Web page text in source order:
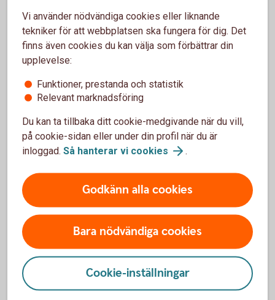
Ansvaret upphör när företaget är avregistrerat och
skulderna reglerade — ofta inom några veckor. Avtal som
bankkonton, hyreskontrakt och abonnemang avslutas.
Handelsbolag
I handelsbolag måste alla delägare vara överens om
avvecklingen. Bolaget avregistreras hos Bolagsverket,
skulder betalas och tillgångar säljs. Delägarna är personligt
ansvariga tills bolaget är avregistrerat och alla skulder är
arbetsgivaravgifter hos Skatteverket.
Behöver du hjälp med
juridiken?
Vi kan hjälpa dig med till exempel aktieägaravtal,
Vi använder nödvändiga cookies eller liknande
tekniker för att webbplatsen ska fungera för dig. Det
finns även cookies du kan välja som förbättrar din
upplevelse:
Funktioner, prestanda och statistik
Relevant marknadsföring
Du kan ta tillbaka ditt cookie-medgivande när du vill,
på cookie-sidan eller under din profil när du är
inloggad. Så hanterar vi cookies .
Godkänn alla cookies
Bara nödvändiga cookies
Cookie-inställningar